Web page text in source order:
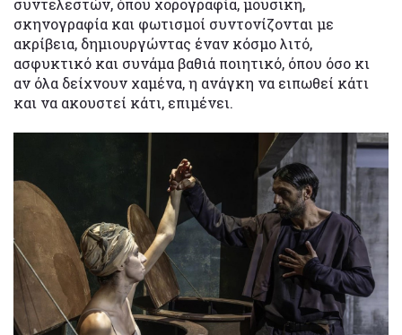
συντελεστών, όπου χορογραφία, μουσική,
σκηνογραφία και φωτισμοί συντονίζονται με
ακρίβεια, δημιουργώντας έναν κόσμο λιτό,
ασφυκτικό και συνάμα βαθιά ποιητικό, όπου όσο κι
αν όλα δείχνουν χαμένα, η ανάγκη να ειπωθεί κάτι
και να ακουστεί κάτι, επιμένει.